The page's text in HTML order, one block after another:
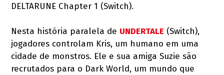
DELTARUNE Chapter 1 (Switch).
Nesta história paralela de UNDERTALE (Switch),
jogadores controlam Kris, um humano em uma
cidade de monstros. Ele e sua amiga Suzie são
recrutados para o Dark World, um mundo que